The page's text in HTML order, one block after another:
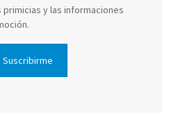
y las informaciones
Suscribirme